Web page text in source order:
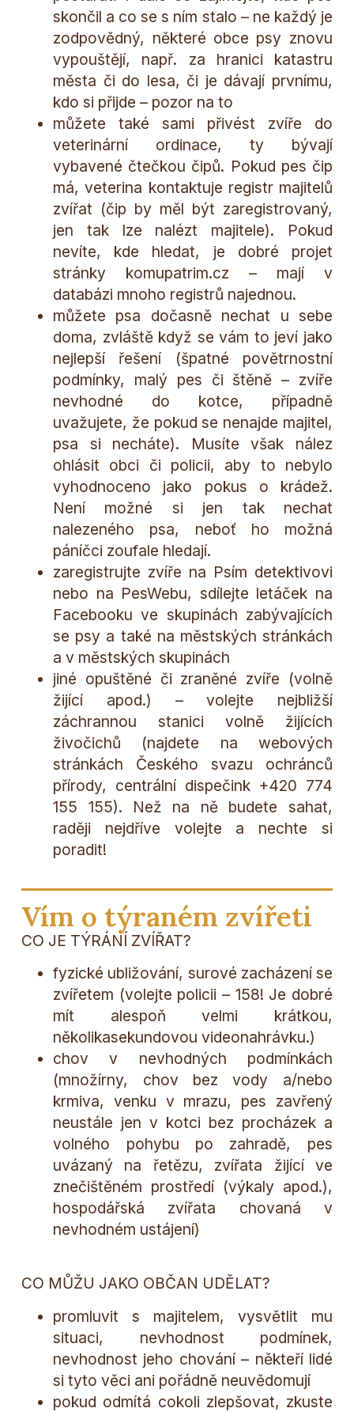
skončil a co se s ním stalo – ne každý je
zodpovědný, některé obce psy znovu
vypouštějí, např. za hranici katastru
města či do lesa, či je dávají prvnímu,
kdo si přijde – pozor na to
můžete také sami přivést zvíře do
veterinární ordinace, ty bývají
vybavené čtečkou čipů. Pokud pes čip
má, veterina kontaktuje registr majitelů
zvířat (čip by měl být zaregistrovaný,
jen tak lze nalézt majitele). Pokud
nevíte, kde hledat, je dobré projet
stránky komupatrim.cz – mají v
databázi mnoho registrů najednou.
můžete psa dočasně nechat u sebe
doma, zvláště když se vám to jeví jako
nejlepší řešení (špatné povětrnostní
podmínky, malý pes či štěně – zvíře
nevhodné do kotce, případně
uvažujete, že pokud se nenajde majitel,
psa si necháte). Musíte však nález
ohlásit obci či policii, aby to nebylo
vyhodnoceno jako pokus o krádež.
Není možné si jen tak nechat
nalezeného psa, neboť ho možná
páníčci zoufale hledají.
zaregistrujte zvíře na Psím detektivovi
nebo na PesWebu, sdílejte letáček na
Facebooku ve skupinách zabývajících
se psy a také na městských stránkách
a v městských skupinách
jiné opuštěné či zraněné zvíře (volně
žijící apod.) – volejte nejbližší
záchrannou stanici volně žijících
živočichů (najdete na webových
stránkách Českého svazu ochránců
přírody, centrální dispečink +420 774
155 155). Než na ně budete sahat,
raději nejdříve volejte a nechte si
poradit!
Vím o týraném zvířeti
CO JE TÝRÁNÍ ZVÍŘAT?
fyzické ubližování, surové zacházení se
zvířetem (volejte policii – 158! Je dobré
mít alespoň velmi krátkou,
několikasekundovou videonahrávku.)
chov v nevhodných podmínkách
(množírny, chov bez vody a/nebo
krmiva, venku v mrazu, pes zavřený
neustále jen v kotci bez procházek a
volného pohybu po zahradě, pes
uvázaný na řetězu, zvířata žijící ve
znečištěném prostředí (výkaly apod.),
hospodářská zvířata chovaná v
nevhodném ustájení)
CO MŮŽU JAKO OBČAN UDĚLAT?
promluvit s majitelem, vysvětlit mu
situaci, nevhodnost podmínek,
nevhodnost jeho chování – někteří lidé
si tyto věci ani pořádně neuvědomují
pokud odmítá cokoli zlepšovat, zkuste